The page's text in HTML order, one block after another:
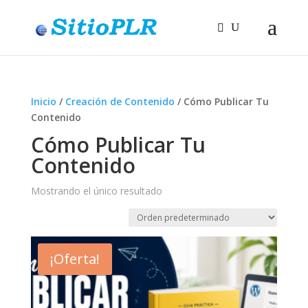
Inicio / Creación de Contenido / Cómo Publicar Tu
Contenido
Cómo Publicar Tu
Contenido
Mostrando el único resultado
¡Oferta!